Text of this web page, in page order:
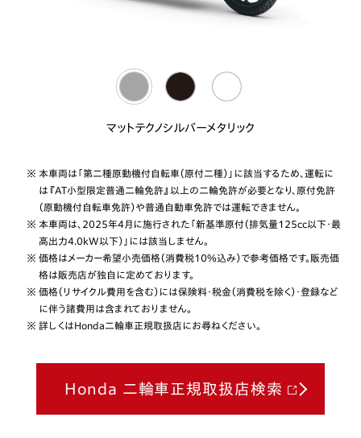
マットテクノシルバーメタリック
※ 本車両は「第二種原動機付自転車（原付二種）」に該当するため、運転に
は『AT小型限定普通二輪免許』以上の二輪免許が必要となり、原付免許
（原動機付自転車免許）や普通自動車免許では運転できません。
※ 本車両は、2025年4月に施行された「新基準原付（排気量125cc以下・最
高出力4.0kW以下）」には該当しません。
※ 価格はメーカー希望小売価格（消費税10%込み）で参考価格です。販売価
格は販売店が独自に定めております。
※ 価格（リサイクル費用を含む）には保険料・税金（消費税を除く）・登録など
に伴う諸費用は含まれておりません。
※ 詳しくはHonda二輪車正規取扱店にお尋ねください。
Honda 二輪車正規取扱店検索